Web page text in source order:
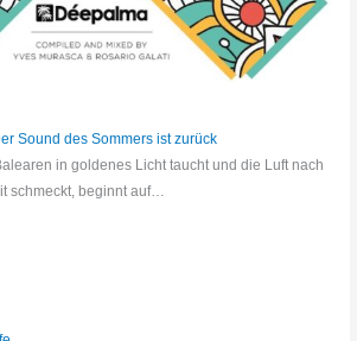
Sound des Sommers ist zurück
in goldenes Licht taucht und die Luft nach
schmeckt, beginnt auf…